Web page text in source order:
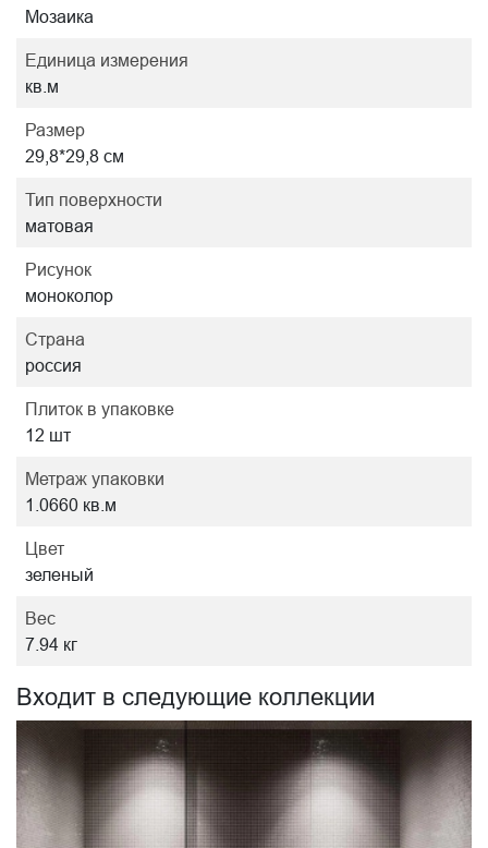
Мозаика
Единица измерения
кв.м
Размер
29,8*29,8 см
Тип поверхности
матовая
Рисунок
моноколор
Страна
россия
Плиток в упаковке
12 шт
Метраж упаковки
1.0660 кв.м
Цвет
зеленый
Вес
7.94 кг
Входит в следующие коллекции